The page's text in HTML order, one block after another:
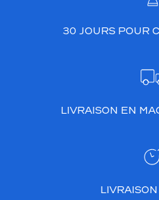
30 JOURS POUR
LIVRAISON EN